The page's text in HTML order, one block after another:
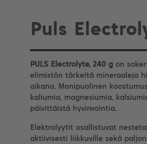
Puls
PULS Electrolyte, 240 g on
elimistön tärkeitä mineraaleja
aikana. Monipuolinen
kaliumia, magnesiumia,
päivittäistä hyvinvointia.
Elektrolyytit osallistuvat
aktiivisesti liikkuville sekä